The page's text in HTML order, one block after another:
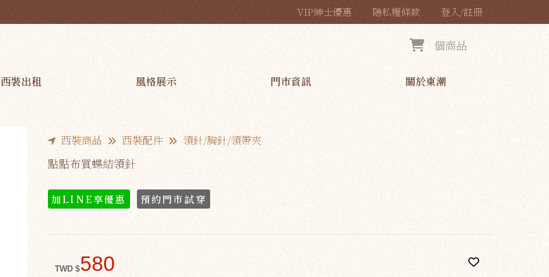
VIP紳士優惠 隱私權條款 登入/註冊
個商品
西裝出租 風格展示 門市資訊 關於東潮
西裝商品 西裝配件 領針/胸針/領帶夾
點點布質蝶結領針
加LINE享優惠 預約門市試穿
TWD $580